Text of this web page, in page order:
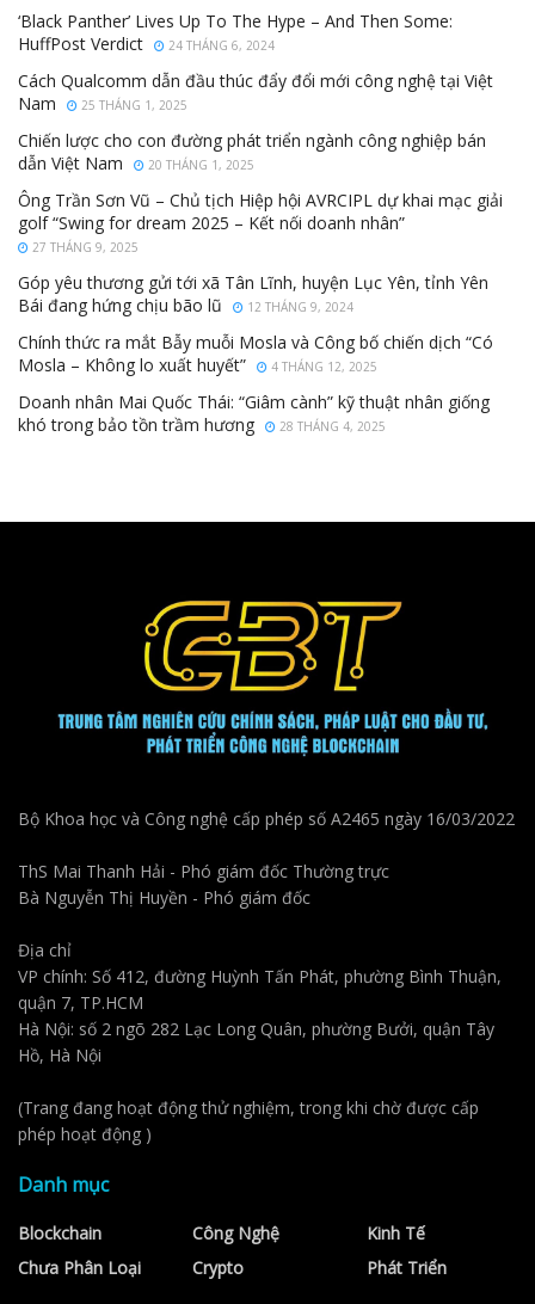
‘Black Panther’ Lives Up To The Hype – And Then Some:
HuffPost Verdict
24 THÁNG 6, 2024
Cách Qualcomm dẫn đầu thúc đẩy đổi mới công nghệ tại Việt
Nam
25 THÁNG 1, 2025
Chiến lược cho con đường phát triển ngành công nghiệp bán
dẫn Việt Nam
20 THÁNG 1, 2025
Ông Trần Sơn Vũ – Chủ tịch Hiệp hội AVRCIPL dự khai mạc giải
golf “Swing for dream 2025 – Kết nối doanh nhân”
27 THÁNG 9, 2025
Góp yêu thương gửi tới xã Tân Lĩnh, huyện Lục Yên, tỉnh Yên
Bái đang hứng chịu bão lũ
12 THÁNG 9, 2024
Chính thức ra mắt Bẫy muỗi Mosla và Công bố chiến dịch “Có
Mosla – Không lo xuất huyết”
4 THÁNG 12, 2025
Doanh nhân Mai Quốc Thái: “Giâm cành” kỹ thuật nhân giống
khó trong bảo tồn trầm hương
28 THÁNG 4, 2025
Bộ Khoa học và Công nghệ cấp phép số A2465 ngày 16/03/2022
ThS Mai Thanh Hải - Phó giám đốc Thường trực
Bà Nguyễn Thị Huyền - Phó giám đốc
Địa chỉ
VP chính: Số 412, đường Huỳnh Tấn Phát, phường Bình Thuận,
quận 7, TP.HCM
Hà Nội: số 2 ngõ 282 Lạc Long Quân, phường Bưởi, quận Tây
Hồ, Hà Nội
(Trang đang hoạt động thử nghiệm, trong khi chờ được cấp
phép hoạt động )
Danh mục
Blockchain
Chưa Phân Loại
Công Nghệ
Crypto
Kinh Tế
Phát Triển